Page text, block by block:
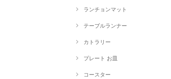
ランチョンマット
テーブルランナー
カトラリー
プレート お皿
コースター